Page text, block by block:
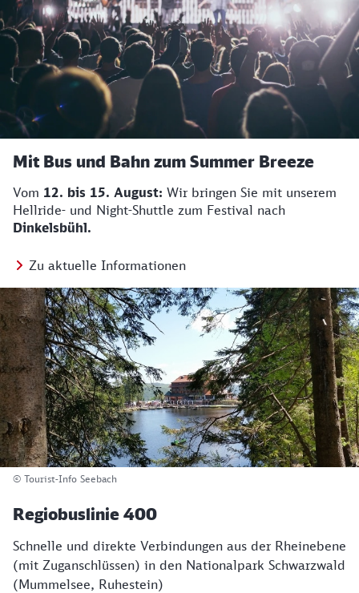
Mit Bus und Bahn zum Summer Breeze
Vom 12. bis 15. August: Wir bringen Sie mit unserem
Hellride- und Night-Shuttle zum Festival nach
Dinkelsbühl.
Zu aktuelle Informationen
© Tourist-Info Seebach
Regiobuslinie 400
Schnelle und direkte Verbindungen aus der Rheinebene
(mit Zuganschlüssen) in den Nationalpark Schwarzwald
(Mummelsee, Ruhestein)